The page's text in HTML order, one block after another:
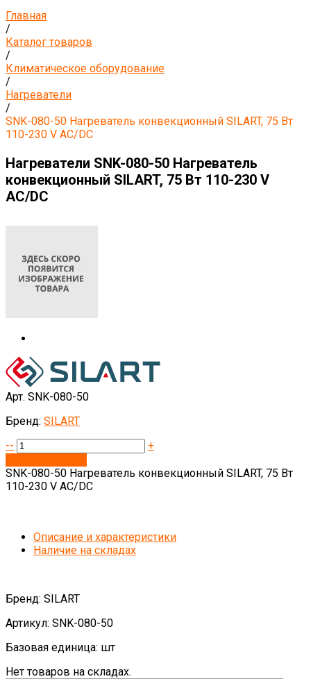
Главная
/
Каталог товаров
/
Климатическое оборудование
/
Нагреватели
/
SNK-080-50 Нагреватель конвекционный SILART, 75 Вт
110-230 V AC/DC
Нагреватели SNK-080-50 Нагреватель
конвекционный SILART, 75 Вт 110-230 V
AC/DC
Арт. SNK-080-50
Бренд: SILART
--
+
SNK-080-50 Нагреватель конвекционный SILART, 75 Вт
110-230 V AC/DC
Описание и характеристики
Наличие на складах
Бренд: SILART
Артикул: SNK-080-50
Базовая единица: шт
Нет товаров на складах.